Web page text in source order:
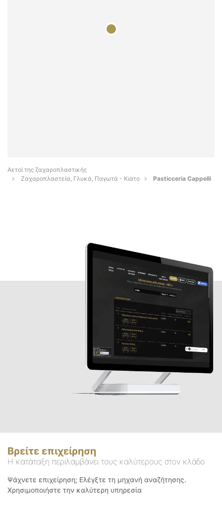
Αετοί της ζαχαροπλαστικής
Ζαχαροπλαστεία, Γλυκά, Παγωτά - Κιατο
Pasticceria Cappelli
Βρείτε επιχείρηση
Η κατάταξη περιλαμβάνει τους καλύτερους στον κλάδο
Ψάχνετε επιχείρηση; Ελέγξτε τη μηχανή αναζήτησης.
Χρησιμοποιήστε την καλύτερη υπηρεσία